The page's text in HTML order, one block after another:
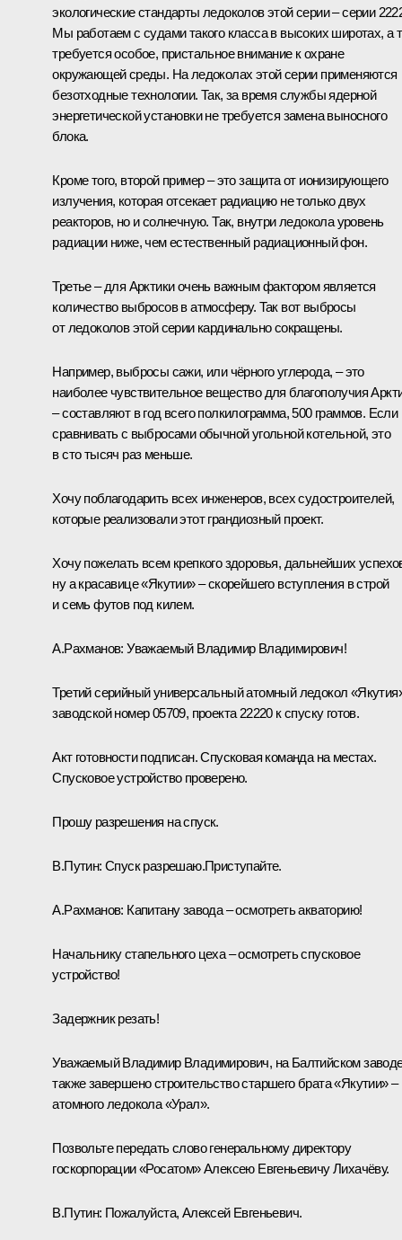
экологические стандарты ледоколов этой серии ‒ серии
Мы работаем с судами такого класса в высоких широтах, а
требуется особое, пристальное внимание к охране
окружающей среды. На ледоколах этой серии применяются
безотходные технологии. Так, за время службы ядерной
энергетической установки не требуется замена выносного
блока.
Кроме того, второй пример ‒ это защита от ионизирующего
излучения, которая отсекает радиацию не только двух
реакторов, но и солнечную. Так, внутри ледокола уровень
радиации ниже, чем естественный радиационный фон.
Третье ‒ для Арктики очень важным фактором является
количество выбросов в атмосферу. Так вот выбросы
от ледоколов этой серии кардинально сокращены.
Например, выбросы сажи, или чёрного углерода, ‒ это
наиболее чувствительное вещество для благополучия
‒ составляют в год всего полкилограмма, 500 граммов. Если
сравнивать с выбросами обычной угольной котельной, это
в сто тысяч раз меньше.
Хочу поблагодарить всех инженеров, всех судостроителей,
которые реализовали этот грандиозный проект.
Хочу пожелать всем крепкого здоровья, дальнейших
ну а красавице «Якутии» ‒ скорейшего вступления в строй
и семь футов под килем.
А.Рахманов:Уважаемый Владимир Владимирович!
Третий серийный универсальный атомный ледокол
заводской номер 05709, проекта 22220 к спуску готов.
Акт готовности подписан. Спусковая команда на местах.
Спусковое устройство проверено.
Прошу разрешения на спуск.
В.Путин: Спуск разрешаю.Приступайте.
А.Рахманов: Капитану завода ‒ осмотреть акваторию!
Начальнику стапельного цеха ‒ осмотреть спусковое
устройство!
Задержник резать!
Уважаемый Владимир Владимирович, на Балтийском
также завершено строительство старшего брата «Якутии» ‒
атомного ледокола «Урал».
Позвольте передать слово генеральному директору
госкорпорации «Росатом» Алексею Евгеньевичу Лихачёву.
В.Путин: Пожалуйста, Алексей Евгеньевич.